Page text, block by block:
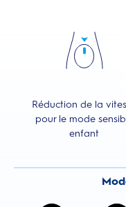
Réduction de la
pour le mode
enfant